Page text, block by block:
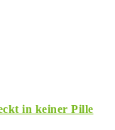
in keiner Pille